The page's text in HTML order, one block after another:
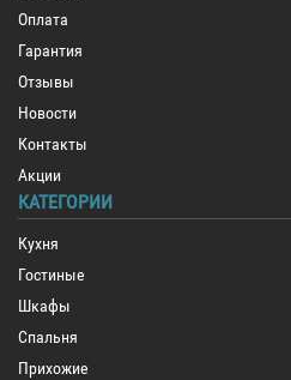
Оплата
Гарантия
Отзывы
Новости
Контакты
Акции
КАТЕГОРИИ
Кухня
Гостиные
Шкафы
Спальня
Прихожие